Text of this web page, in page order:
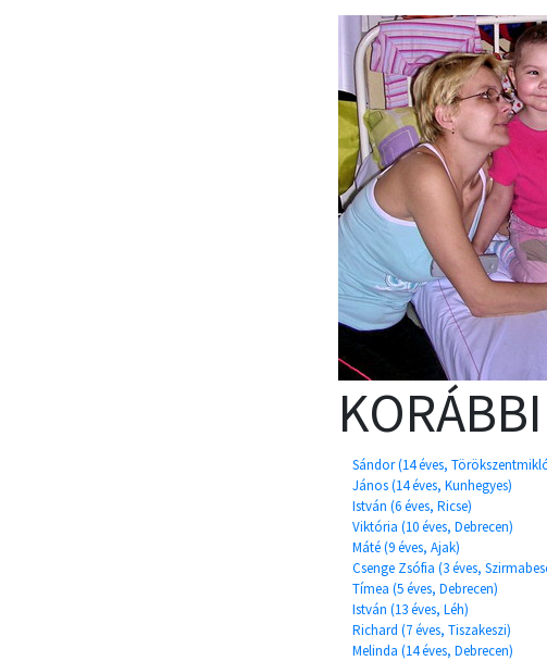
Sándor (14 éves,
János (14 éves, Kunhegyes)
István (6 éves, Ricse)
Viktória (10 éves, Debrecen)
Máté (9 éves, Ajak)
Csenge Zsófia (3 éves,
Tímea (5 éves, Debrecen)
István (13 éves, Léh)
Richard (7 éves, Tiszakeszi)
Melinda (14 éves, Debrecen)